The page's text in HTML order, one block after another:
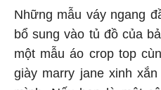
Những mẫu váy ngang
bổ sung vào tủ đồ của
một mẫu áo crop top
giày marry jane xinh